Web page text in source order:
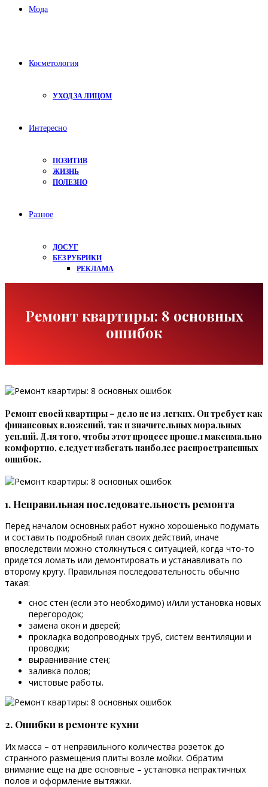
Мода
Косметология
УХОД ЗА ЛИЦОМ
Интересно
ПОЗИТИВ
ЖИЗНЬ
ПОЛЕЗНО
Разное
ДОСУГ
БЕЗ РУБРИКИ
РЕКЛАМА
Ремонт квартиры: 8 основных
ошибок
Ремонт своей квартиры – дело не из легких. Он требует как
финансовых вложений, так и значительных моральных
усилий. Для того, чтобы этот процесс прошел максимально
комфортно, следует избегать наиболее распространенных
ошибок.
1. Неправильная последовательность ремонта
Перед началом основных работ нужно хорошенько подумать
и составить подробный план своих действий, иначе
впоследствии можно столкнуться с ситуацией, когда что-то
придется ломать или демонтировать и устанавливать по
второму кругу. Правильная последовательность обычно
такая:
снос стен (если это необходимо) и/или установка новых
перегородок;
замена окон и дверей;
прокладка водопроводных труб, систем вентиляции и
проводки;
выравнивание стен;
заливка полов;
чистовые работы.
2. Ошибки в ремонте кухни
Их масса – от неправильного количества розеток до
странного размещения плиты возле мойки. Обратим
внимание еще на две основные – установка непрактичных
полов и оформление вытяжки.